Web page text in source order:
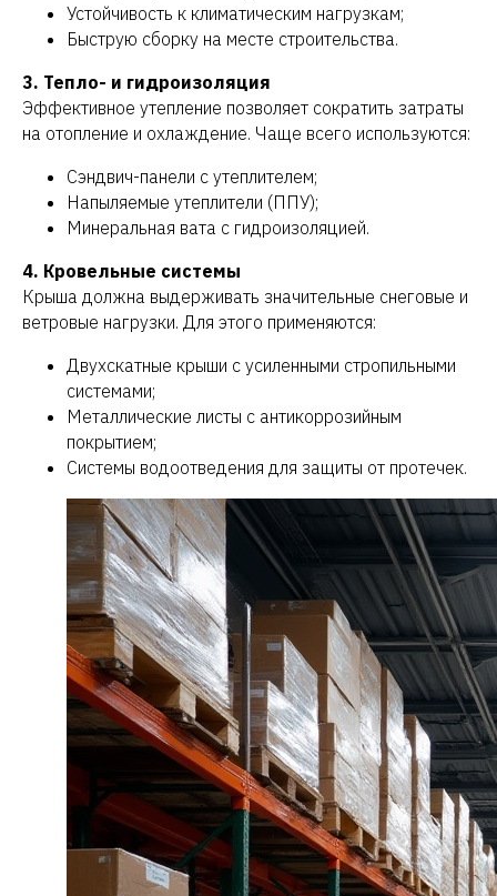
Устойчивость к климатическим нагрузкам;
Быструю сборку на месте строительства.
3. Тепло- и гидроизоляция
Эффективное утепление позволяет сократить затраты
на отопление и охлаждение. Чаще всего используются:
Сэндвич-панели с утеплителем;
Напыляемые утеплители (ППУ);
Минеральная вата с гидроизоляцией.
4. Кровельные системы
Крыша должна выдерживать значительные снеговые и
ветровые нагрузки. Для этого применяются:
Двухскатные крыши с усиленными стропильными
системами;
Металлические листы с антикоррозийным
покрытием;
Системы водоотведения для защиты от протечек.